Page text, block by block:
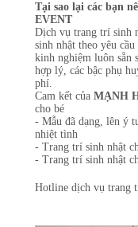
Tại sao lại các bạn
EVENT
Dịch vụ trang trí sinh
sinh nhật theo yêu
kinh nghiệm luôn sẵn
hợp lý, các bậc phụ
phí.
Cam kết của MẠNH
cho bé
- Mẫu đã dạng, lên ý
nhiệt tình
- Trang trí sinh nhật
- Trang trí sinh nhật
Hotline dịch vụ trang